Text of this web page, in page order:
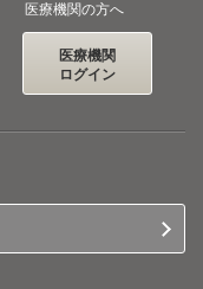
医療機関の方へ
医療機関
ログイン